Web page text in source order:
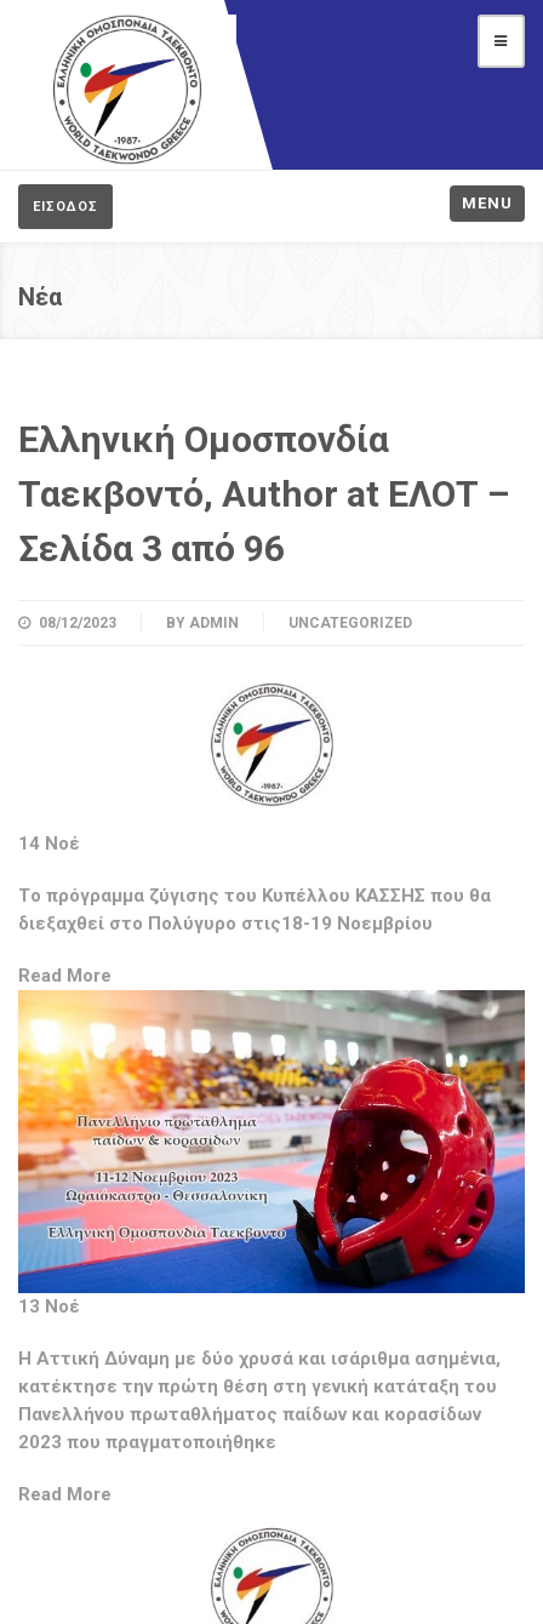
ΕΙΣΟΔΟΣ MENU
Νέα
Ελληνική Ομοσπονδία
Ταεκβοντό, Author at ΕΛΟΤ –
Σελίδα 3 από 96
08/12/2023 BY ADMIN UNCATEGORIZED
14 Νοέ
Tο πρόγραμμα ζύγισης του Κυπέλλου ΚΑΣΣΗΣ που θα
διεξαχθεί στο Πολύγυρο στις18-19 Νοεμβρίου
Read More
13 Νοέ
H Αττική Δύναμη με δύο χρυσά και ισάριθμα ασημένια,
κατέκτησε την πρώτη θέση στη γενική κατάταξη του
Πανελλήνου πρωταθλήματος παίδων και κορασίδων
2023 που πραγματοποιήθηκε
Read More